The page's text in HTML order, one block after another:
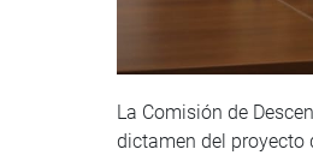
La Comisión de
dictamen del proyecto